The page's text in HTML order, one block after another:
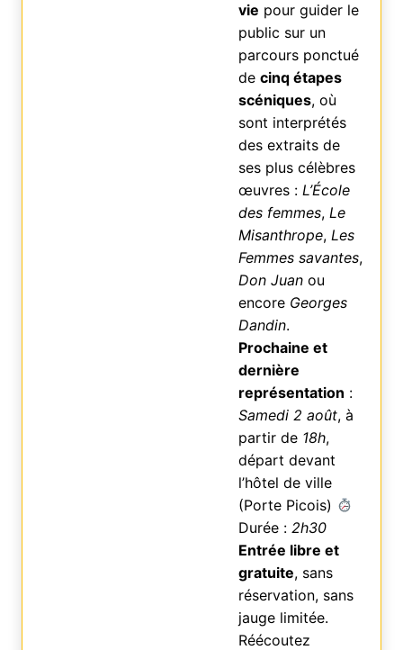
vie pour guider le
public sur un
parcours ponctué
de cinq étapes
scéniques, où
sont interprétés
des extraits de
ses plus célèbres
œuvres : L’École
des femmes, Le
Misanthrope, Les
Femmes savantes,
Don Juanou
encore Georges
Dandin.
Prochaine et
dernière
représentation :
Samedi 2 août, à
partir de 18h,
départ devant
l’hôtel de ville
(Porte Picois)
Durée : 2h30
Entrée libre et
gratuite, sans
réservation, sans
jauge limitée.
Réécoutez